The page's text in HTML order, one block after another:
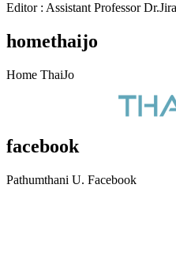
Editor : Assistant Professor
homethaijo
Home ThaiJo
facebook
Pathumthani U. Facebook